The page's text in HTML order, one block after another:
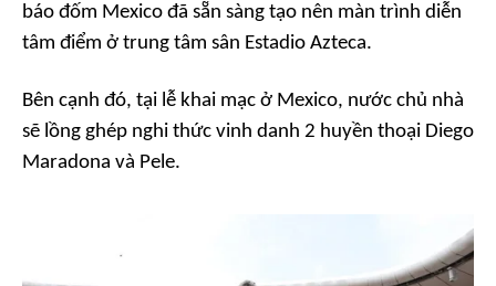
báo đốm Mexico đã sẵn sàng tạo nên màn trình diễn
tâm điểm ở trung tâm sân Estadio Azteca.
Bên cạnh đó, tại lễ khai mạc ở Mexico, nước chủ nhà
sẽ lồng ghép nghi thức vinh danh 2 huyền thoại Diego
Maradona và Pele.